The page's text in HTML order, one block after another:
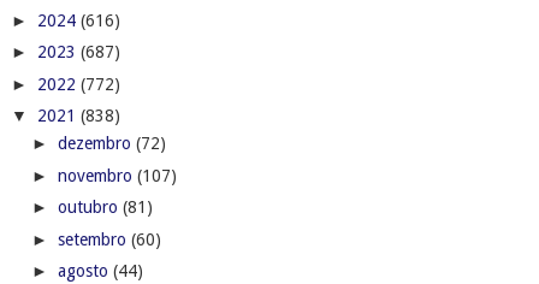
► 2024 (616)
► 2023 (687)
► 2022 (772)
▼ 2021 (838)
► dezembro (72)
► novembro (107)
► outubro (81)
► setembro (60)
► agosto (44)